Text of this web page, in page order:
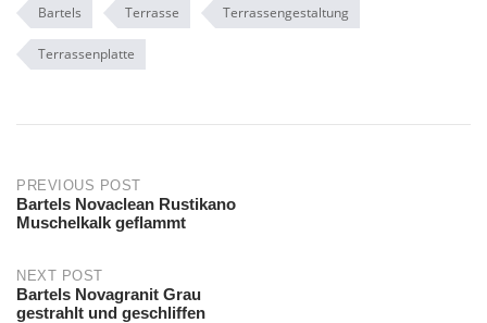
Bartels Terrasse Terrassengestaltung
Terrassenplatte
Post
navigation
PREVIOUS POST
Bartels Novaclean Rustikano
Muschelkalk geflammt
NEXT POST
Bartels Novagranit Grau
gestrahlt und geschliffen